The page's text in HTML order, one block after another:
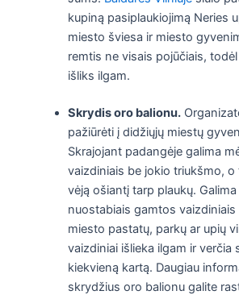
kupiną pasiplaukiojimą Neries
miesto šviesa ir miesto
remtis ne visais pojūčiais,
išliks ilgam.
Skrydis oro balionu.
pažiūrėti į didžiųjų miestų
Skrajojant padangėje galima
vaizdiniais be jokio triukšmo, o
vėją ošiantį tarp plaukų.
nuostabiais gamtos
miesto pastatų, parkų ar upių
vaizdiniai išlieka ilgam ir verčia
kiekvieną kartą. Daugiau
skrydžius oro balionu galite